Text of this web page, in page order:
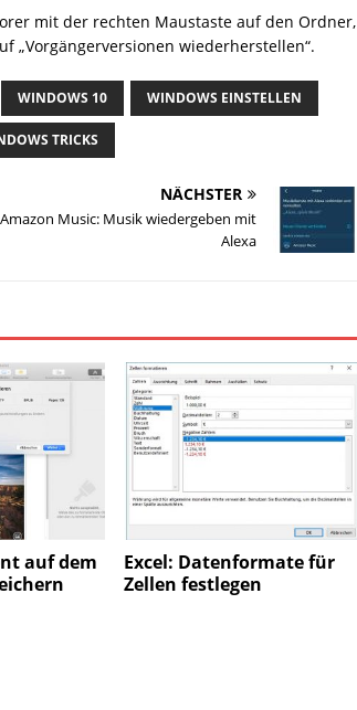
mit der rechten Maustaste auf den Ordner,
„Vorgängerversionen wiederherstellen“.
WINDOWS 10 WINDOWS EINSTELLEN
TRICKS
NÄCHSTER
Amazon Music: Musik wiedergeben mit
Alexa
auf dem
Excel: Datenformate für
Zellen festlegen